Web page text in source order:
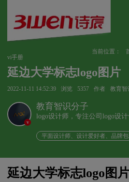
当前位置：
vi手册
延边大学标志logo图片
2022-11-11 14:52:39 浏览 5357 作者 教育智
v
教育智识分子
logo设计师，专注公司logo设
平面设计师、设计爱好者、品牌
延边大学标志logo图片